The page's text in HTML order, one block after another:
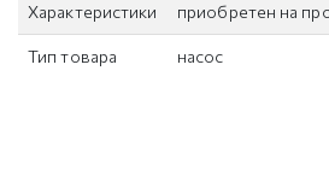
Характеристики
приобретен на
Тип товара насос